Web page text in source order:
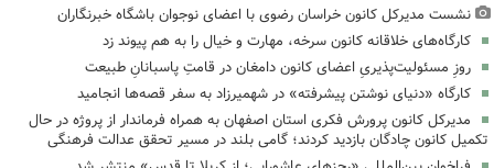
نشست مدیرکل کانون خراسان رضوی با اعضای نوجوان باشگاه خبرنگاران
کارگاه‌های خلاقانه کانون سرخه، مهارت و خیال را به هم پیوند زد
روزِ مسئولیت‌پذیریِ اعضای کانون دامغان در قامتِ پاسبانانِ طبیعت
کارگاه «دنیای نوشتن پیشرفته» در شهمیرزاد به سفر قصه‌ها انجامید
مدیرکل کانون پرورش فکری استان اصفهان به همراه فرماندار از پروژه در حال
تکمیل کانون چادگان بازدید کردند؛ گامی بلند در مسیر تحقق عدالت فرهنگی